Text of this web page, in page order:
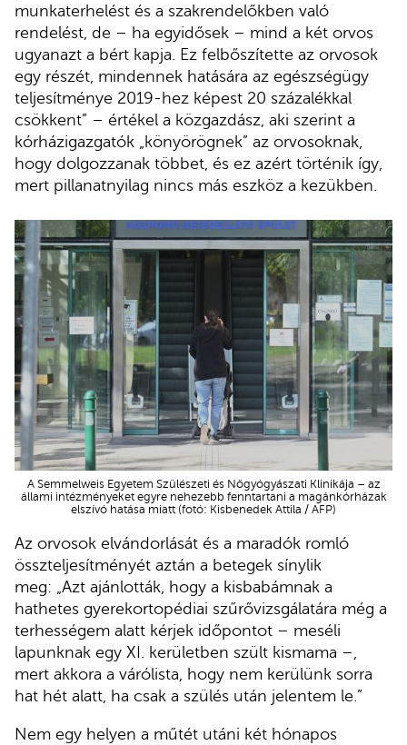
munkaterhelést és a szakrendelőkben való
rendelést, de – ha egyidősek – mind a két orvos
ugyanazt a bért kapja. Ez felbőszítette az orvosok
egy részét, mindennek hatására az egészségügy
teljesítménye 2019-hez képest 20 százalékkal
csökkent” – értékel a közgazdász, aki szerint a
kórházigazgatók „könyörögnek” az orvosoknak,
hogy dolgozzanak többet, és ez azért történik így,
mert pillanatnyilag nincs más eszköz a kezükben.
A Semmelweis Egyetem Szülészeti és Nőgyógyászati Klinikája – az
állami intézményeket egyre nehezebb fenntartani a magánkórházak
elszívó hatása miatt (fotó: Kisbenedek Attila / AFP)
Az orvosok elvándorlását és a maradók romló
összteljesítményét aztán a betegek sínylik
meg: „Azt ajánlották, hogy a kisbabámnak a
hathetes gyerekortopédiai szűrővizsgálatára még a
terhességem alatt kérjek időpontot – meséli
lapunknak egy XI. kerületben szült kismama –,
mert akkora a várólista, hogy nem kerülünk sorra
hat hét alatt, ha csak a szülés után jelentem le.”
Nem egy helyen a műtét utáni két hónapos